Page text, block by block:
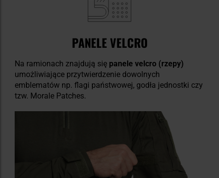
PANELE VELCRO
Na ramionach znajdują się panele velcro (rzepy)
umożliwiające przytwierdzenie dowolnych
emblematów np. flagi państwowej, godła jednostki czy
tzw. Morale Patches.